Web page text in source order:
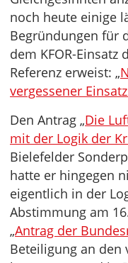
noch heute einige
Begründungen für
dem KFOR-Einsatz
Referenz erweist: „
vergessener
Den Antrag „Die
mit der Logik der
Bielefelder
hatte er hingegen
eigentlich in der
Abstimmung am
„Antrag der
Beteiligung an den